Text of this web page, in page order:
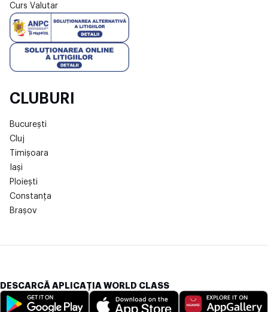
Curs Valutar
CLUBURI
București
Cluj
Timișoara
Iași
Ploiești
Constanța
Brașov
DESCARCĂ APLICAȚIA WORLD CLASS